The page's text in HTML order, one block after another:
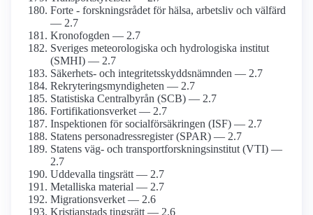
Forte - forskningsrådet för hälsa, arbetsliv och välfärd
— 2.7
Kronofogden — 2.7
Sveriges meteoro­logiska och hydrologiska institut
(SMHI) — 2.7
Säkerhets- och integritets­skydds­nämnden — 2.7
Rekrytering­smyndigheten — 2.7
Statistiska Centralbyrån (SCB) — 2.7
Fortifikations­verket — 2.7
Inspektionen för social­försäkringen (ISF) — 2.7
Statens person­adress­register (SPAR) — 2.7
Statens väg- och transport­forsknings­institut (VTI) —
2.7
Uddevalla tingsrätt — 2.7
Metalliska material — 2.7
Migrationsverket — 2.6
Kristianstads tingsrätt — 2.6